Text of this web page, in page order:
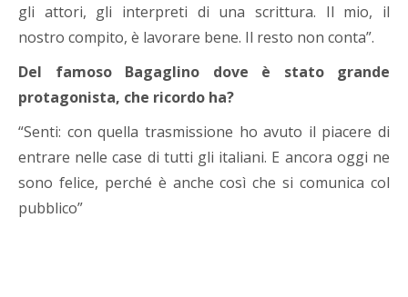
gli attori, gli interpreti di una scrittura. Il mio, il
nostro compito, è lavorare bene. Il resto non conta”.
Del famoso Bagaglino dove è stato grande
protagonista, che ricordo ha?
“Senti: con quella trasmissione ho avuto il piacere di
entrare nelle case di tutti gli italiani. E ancora oggi ne
sono felice, perché è anche così che si comunica col
pubblico”